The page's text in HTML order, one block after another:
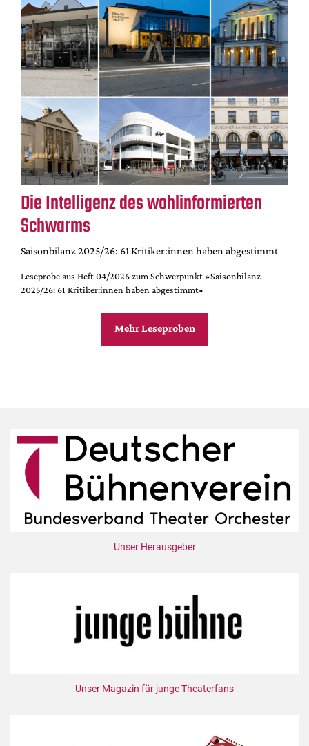
Die Intelligenz des wohlinformierten
Schwarms
Saisonbilanz 2025/26: 61 Kritiker:innen haben abgestimmt
Leseprobe aus Heft 04/2026 zum Schwerpunkt »Saisonbilanz
2025/26: 61 Kritiker:innen haben abgestimmt«
Mehr Leseproben
Unser Herausgeber
Unser Magazin für junge Theaterfans